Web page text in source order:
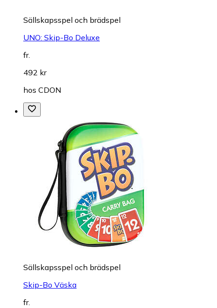
Sällskapsspel och brädspel
UNO: Skip-Bo Deluxe
fr.
492 kr
hos CDON
Sällskapsspel och brädspel
Skip-Bo Väska
fr.